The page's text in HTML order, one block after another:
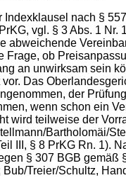
nach §
vgl. § 3 Abs. 1
ob
an unwirksam sein
Das
der
wenn schon ein
wird teilweise der
Bartholomäi/
III, § 8 PrKG Rn. 1).
§ 307 BGB
Treier/Schultz,